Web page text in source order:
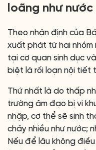
loãng như
Theo nhận định của
xuất phát từ hai nhóm
tại cơ quan sinh dục
biệt là rối loạn nội tiết
Thứ nhất là do thấp
trường âm đạo bị vi
nhập, cơ thể sẽ sinh
chảy nhiều như nước;
Nếu để lâu không